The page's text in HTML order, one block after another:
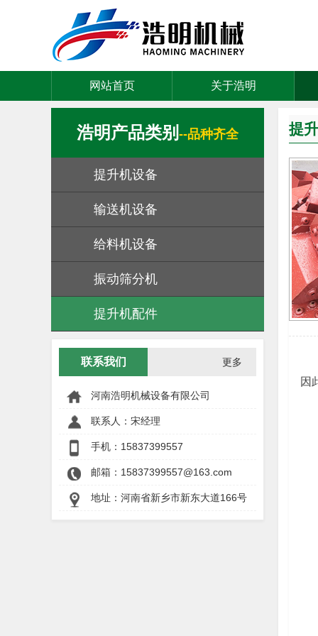
网站首页 关于浩明
提
因
浩明产品类别 --品种齐全
提升机设备
输送机设备
给料机设备
振动筛分机
提升机配件
联系我们 更多
河南浩明机械设备有限公司
联系人：宋经理
手机： 15837399557
邮箱：15837399557@163.com
地址：河南省新乡市新东大道166号